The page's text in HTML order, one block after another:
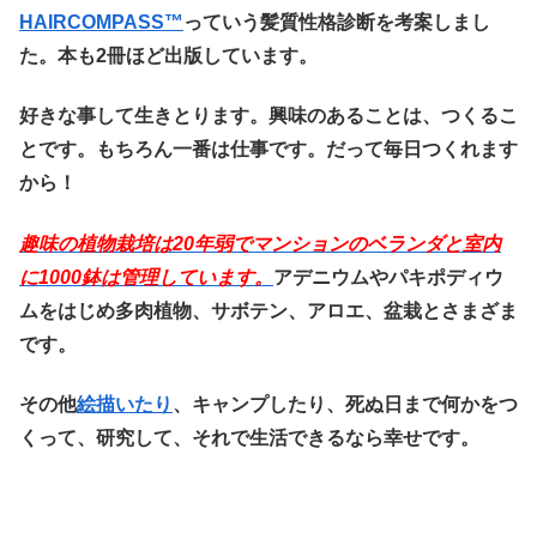
HAIRCOMPASS™️ っていう髪質性格診断を考案しまし
た。本も2冊ほど出版しています。
好きな事して生きとります。興味のあることは、つくるこ
とです。もちろん一番は仕事です。だって毎日つくれます
から！
趣味の植物栽培は20年弱でマンションのベランダと室内
に1000鉢は管理しています。 アデニウムやパキポディウ
ムをはじめ多肉植物、サボテン、アロエ、盆栽とさまざま
です。
その他絵描いたり 、キャンプしたり、死ぬ日まで何かをつ
くって、研究して、それで生活できるなら幸せです。